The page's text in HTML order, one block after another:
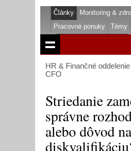
Články
Monitoring &
Pracovné ponuky
Témy
HR & Finančné
CFO
Striedanie
správne
alebo dôvod na